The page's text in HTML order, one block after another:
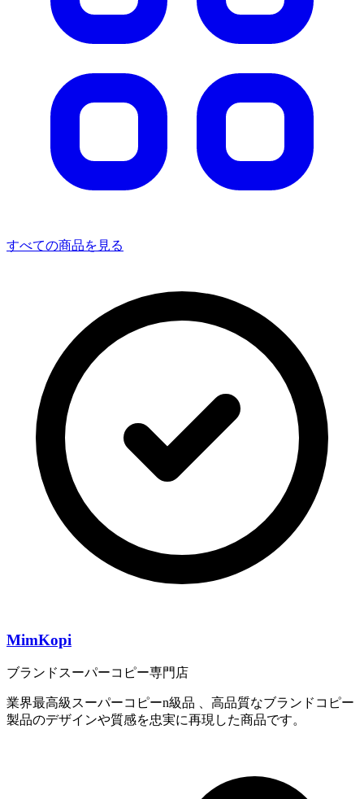
すべての商品を見る
MimKopi
ブランドスーパーコピー専門店
業界最高級スーパーコピーn級品 、高品質なブランドコピー
製品のデザインや質感を忠実に再現した商品です。